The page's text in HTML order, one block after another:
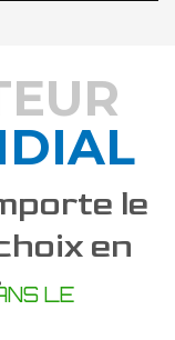
le
en
LE